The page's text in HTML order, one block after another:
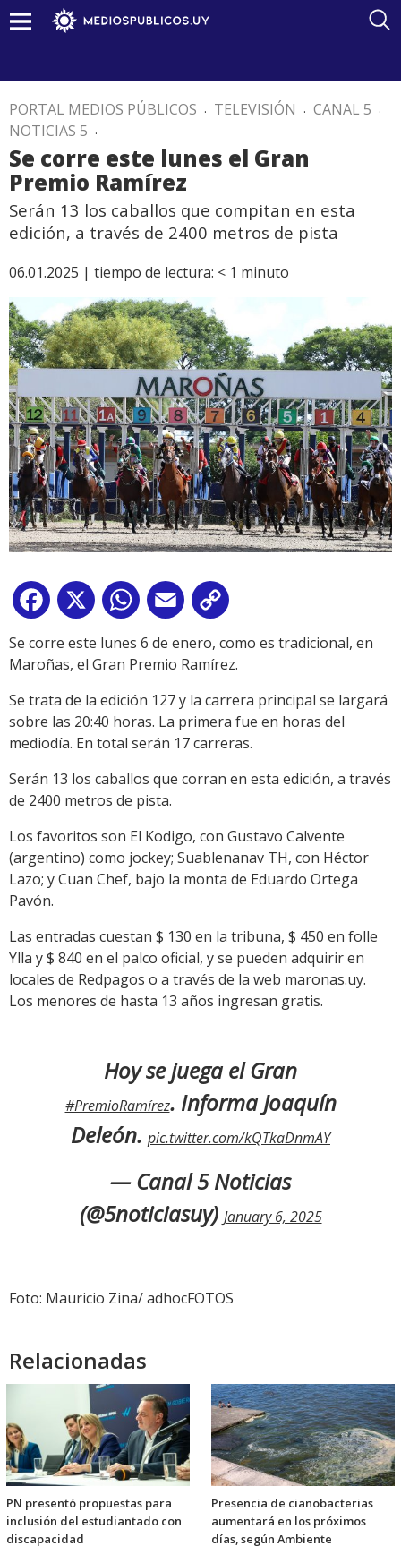
PORTAL MEDIOS PÚBLICOS . TELEVISIÓN . CANAL 5 .
NOTICIAS 5 .
Se corre este lunes el Gran
Premio Ramírez
Serán 13 los caballos que compitan en esta
edición, a través de 2400 metros de pista
06.01.2025 | tiempo de lectura: < 1 minuto
Facebook
X WhatsApp
Email
Link
Se corre este lunes 6 de enero, como es tradicional, en
Maroñas, el Gran Premio Ramírez.
Se trata de la edición 127 y la carrera principal se largará
sobre las 20:40 horas. La primera fue en horas del
mediodía. En total serán 17 carreras.
Serán 13 los caballos que corran en esta edición, a través
de 2400 metros de pista.
Los favoritos son El Kodigo, con Gustavo Calvente
(argentino) como jockey; Suablenanav TH, con Héctor
Lazo; y Cuan Chef, bajo la monta de Eduardo Ortega
Pavón.
Las entradas cuestan $ 130 en la tribuna, $ 450 en folle
Ylla y $ 840 en el palco oficial, y se pueden adquirir en
locales de Redpagos o a través de la web maronas.uy.
Los menores de hasta 13 años ingresan gratis.
Hoy se juega el Gran
#PremioRamírez. Informa Joaquín
Deleón. pic.twitter.com/kQTkaDnmAY
— Canal 5 Noticias
(@5noticiasuy) January 6, 2025
Foto: Mauricio Zina/ adhocFOTOS
Relacionadas
PN presentó propuestas para
inclusión del estudiantado con
discapacidad
Presencia de cianobacterias
aumentará en los próximos
días, según Ambiente